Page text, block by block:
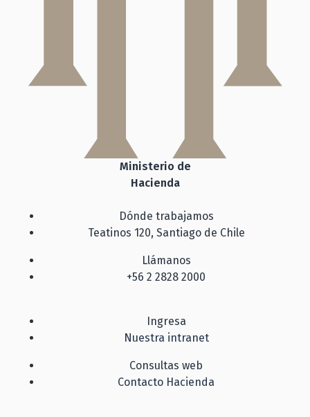
Ministerio de
Hacienda
Dónde trabajamos
Teatinos 120, Santiago de Chile
Llámanos
+56 2 2828 2000
Ingresa
Nuestra intranet
Consultas web
Contacto Hacienda